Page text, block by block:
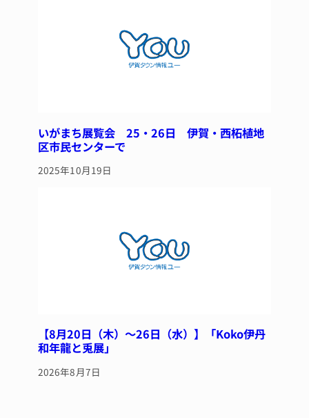
いがまち展覧会 25・26日 伊賀・西柘植地
区市民センターで
2025年10月19日
【8月20日（木）～26日（水）】「Koko伊丹
和年龍と兎展」
2026年8月7日